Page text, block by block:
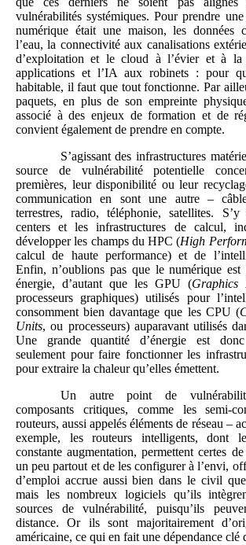
vulnérabilités systémiques. Pour prendre
numérique était une maison, les données
l’eau, la connectivité aux canalisations
d’exploitation et le cloud à l’évier et à la
applications et l’IA aux robinets : pour
habitable, il faut que tout fonctionne. Par
paquets, en plus de son empreinte
associé à des enjeux de formation et de
convient également de prendre en compte.
S’agissant des infrastructures
source de vulnérabilité potentielle
premières, leur disponibilité ou leur
communication en sont une autre –
terrestres, radio, téléphonie, satellites.
centers et les infrastructures de calcul,
développer les champs du HPC (High
calcul de haute performance) et de
Enfin, n’oublions pas que le numérique est
énergie, d’autant que les GPU (Graphics
processeurs graphiques) utilisés pour
consomment bien davantage que les CPU (
Units, ou processeurs) auparavant utilisés
Une grande quantité d’énergie est
seulement pour faire fonctionner les
pour extraire la chaleur qu’elles émettent.
Un autre point de
composants critiques, comme les semi-
routeurs, aussi appelés éléments de réseau –
exemple, les routeurs intelligents, dont
constante augmentation, permettent certes
un peu partout et de les configurer à l’envi,
d’emploi accrue aussi bien dans le civil
mais les nombreux logiciels qu’ils
sources de vulnérabilité, puisqu’ils
distance. Or ils sont majoritairement
américaine, ce qui en fait une dépendance clé